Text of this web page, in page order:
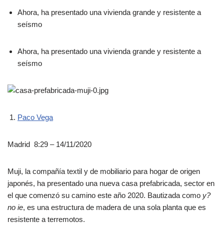
Ahora, ha presentado una vivienda grande y resistente a
seísmo
Ahora, ha presentado una vivienda grande y resistente a
seísmo
Paco Vega
Madrid 8:29 – 14/11/2020
Muji, la compañía textil y de mobiliario para hogar de origen
japonés, ha presentado una nueva casa prefabricada, sector en
el que comenzó su camino este año 2020. Bautizada como y?
no ie, es una estructura de madera de una sola planta que es
resistente a terremotos.